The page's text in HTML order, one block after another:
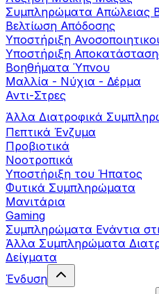
Συμπληρώματα Aπώλειας
Βελτίωση Απόδοσης
Υποστήριξη
Yποστήριξη
Βοηθήματα Ύπνου
Μαλλία - Νύχια - Δέρμα
Αντι-Στρες
Άλλα Διατροφικά
Πεπτικά Ένζυμα
Προβιοτικά
Νοοτροπικά
Υποστήριξη του Ήπατος
Φυτικά Συμπληρώματα
Μανιτάρια
Gaming
Συμπληρώματα Ενάντια
Άλλα Συμπληρώματα
Δείγματα
Ένδυση